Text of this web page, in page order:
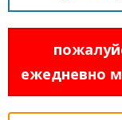
ежедневно